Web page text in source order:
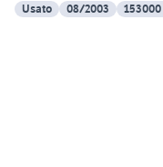
Usato
08/2003 153000